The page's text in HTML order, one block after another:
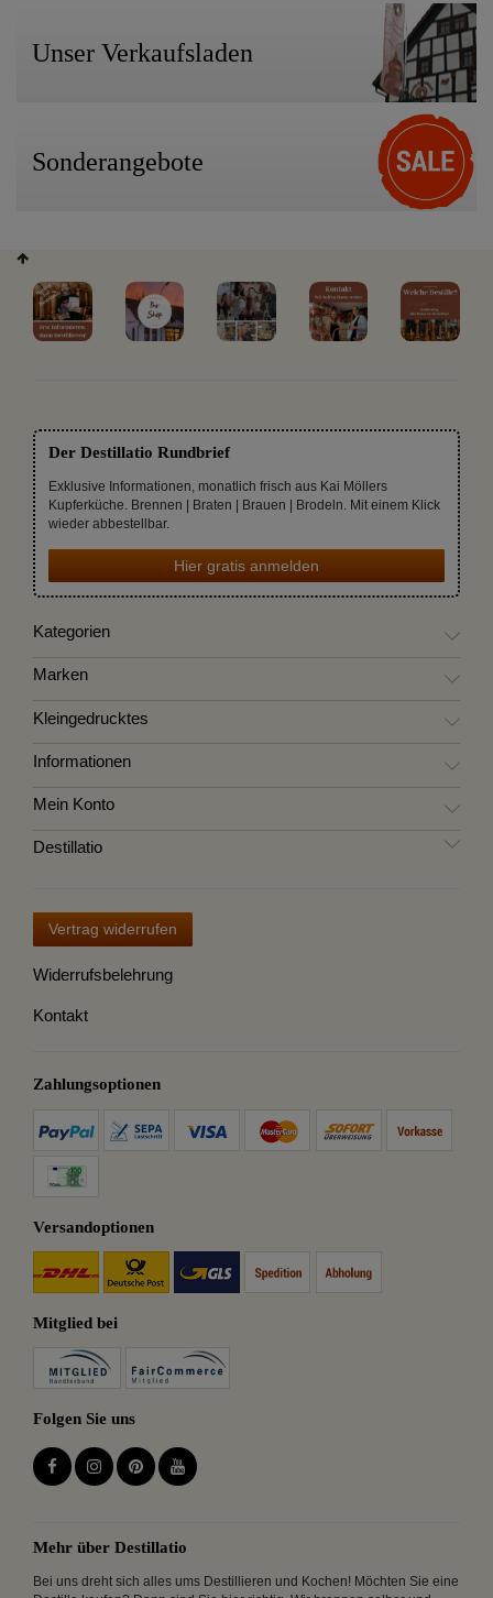
Unser Verkaufsladen
Sonderangebote
Der Destillatio Rundbrief
Exklusive Informationen, monatlich frisch aus Kai Möllers
Kupferküche. Brennen | Braten | Brauen | Brodeln. Mit einem Klick
wieder abbestellbar.
Hier gratis anmelden
Kategorien
Marken
Kleingedrucktes
Informationen
Mein Konto
Destillatio
Vertrag widerrufen
Widerrufsbelehrung
Kontakt
Zahlungsoptionen
Versandoptionen
Mitglied bei
Folgen Sie uns
Mehr über Destillatio
Bei uns dreht sich alles ums Destillieren und Kochen! Möchten Sie eine